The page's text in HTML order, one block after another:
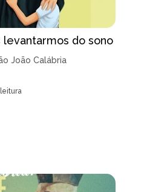
levantarmos do sono
João Calábria